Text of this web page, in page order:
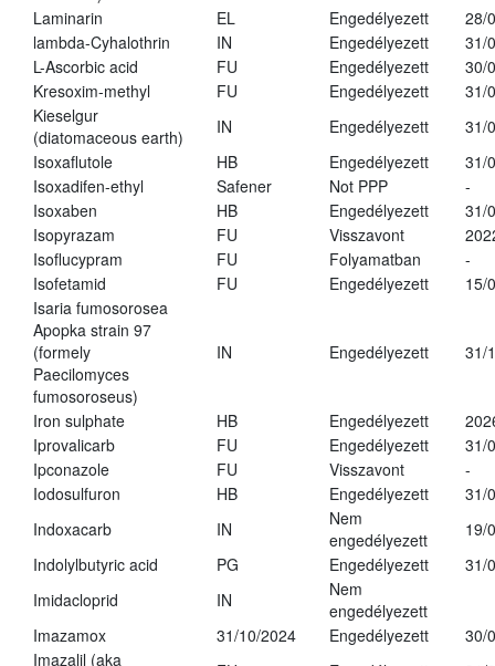
Laminarin
EL Engedélyezett
28/
lambda-Cyhalothrin
IN Engedélyezett
31/
L-Ascorbic acid
FU Engedélyezett
30/
Kresoxim-methyl
FU Engedélyezett
31/
Kieselgur
(diatomaceous earth)
IN Engedélyezett
31/
Isoxaflutole
HB Engedélyezett
31/
Isoxadifen-ethyl
Safener Not PPP
-
Isoxaben
HB Engedélyezett
31/
Isopyrazam
FU Visszavont
Isoflucypram
FU Folyamatban
-
Isofetamid
FU Engedélyezett
15/
Isaria fumosorosea
Apopka strain 97
(formely
Paecilomyces
fumosoroseus)
IN Engedélyezett 31/
Iron sulphate HB Engedélyezett
Iprovalicarb
FU Engedélyezett
31/
Ipconazole
FU Visszavont
-
Iodosulfuron
HB Engedélyezett
31/
Indoxacarb
IN
Nem
engedélyezett
19/
Indolylbutyric acid
PG Engedélyezett
31/
Imidacloprid
IN
Nem
engedélyezett
Imazamox
31/10/2024 Engedélyezett
30/
Imazalil (aka